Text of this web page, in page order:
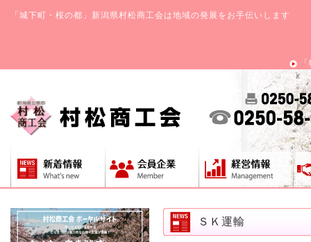
「城下町・桜の都」新潟県村松商工会は地域の発展をお手伝いします
ＳＫ運輸